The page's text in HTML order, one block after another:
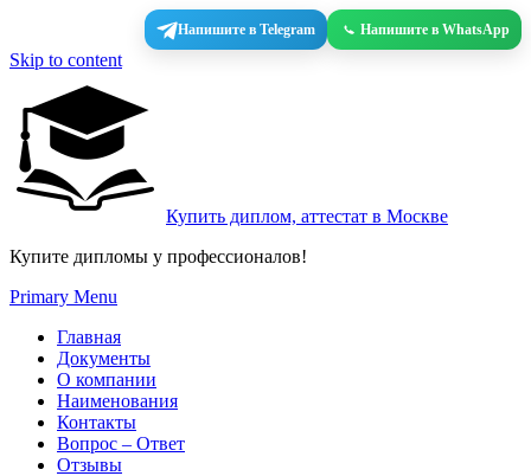
Напишите в Telegram Напишите в WhatsApp
Skip to content
Купить диплом, аттестат в Москве
Купите дипломы у профессионалов!
Primary Menu
Главная
Документы
О компании
Наименования
Контакты
Вопрос – Ответ
Отзывы